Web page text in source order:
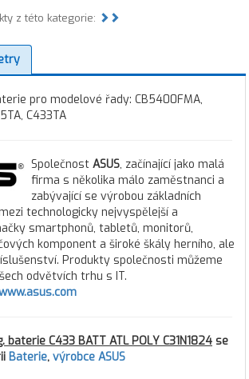
z této kategorie:
pro modelové řady: CB5400FMA,
C433TA
Společnost ASUS, začínající jako malá
firma s několika málo zaměstnanci a
zabývající se výrobou základních
technologicky nejvyspělejší a
smartphonů, tabletů, monitorů,
komponent a široké škály herního, ale
Produkty společnosti můžeme
odvětvích trhu s IT.
baterie C433 BATT ATL POLY C31N1824 se
Baterie, výrobce ASUS